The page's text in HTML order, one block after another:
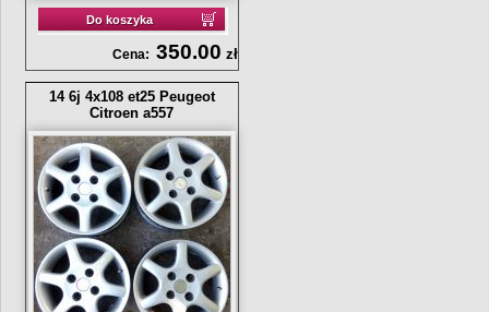
Do koszyka
Cena: 350.00 zł
14 6j 4x108 et25 Peugeot
Citroen a557